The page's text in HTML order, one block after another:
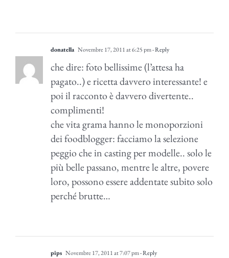
donatella Novembre 17, 2011 at 6:25 pm- Reply
che dire: foto bellissime (l’attesa ha
pagato..) e ricetta davvero interessante! e
poi il racconto è davvero divertente..
complimenti!
che vita grama hanno le monoporzioni
dei foodblogger: facciamo la selezione
peggio che in casting per modelle.. solo le
più belle passano, mentre le altre, povere
loro, possono essere addentate subito solo
perché brutte…
pips Novembre 17, 2011 at 7:07 pm- Reply